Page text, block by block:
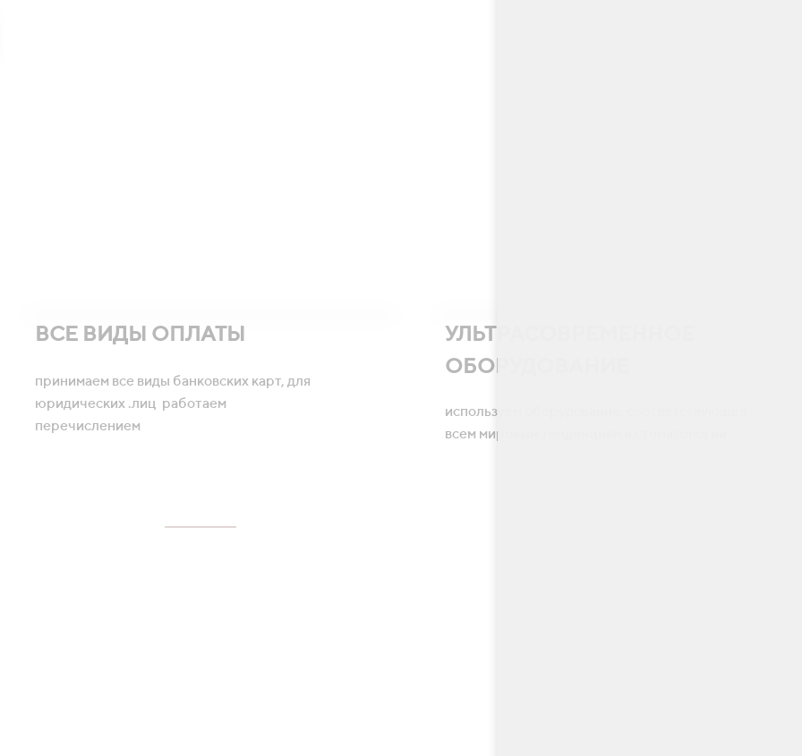
ВСЕ ВИДЫ ОПЛАТЫ
принимаем все виды банковских карт, для
юридических .лиц работаем
перечислением
УЛЬТРАСОВРЕМЕННОЕ
ОБОРУДОВАНИЕ
используем оборудование, соответствующее
всем мировым тенденциям в стоматологии